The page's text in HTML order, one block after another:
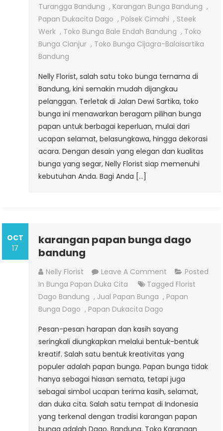
Jalan
Dewi
Sartika
Turangga Bandung , Karangan Bunga Bandung ,
Papan Dukacita Dago , Polsek Cimahi , Steek
Werk , Toko Bunga Bale Endah Bandung , Toko
Bunga Cianjur , Toko Bunga Cijagra-Balaisartika
Bandung
Nelly Florist, salah satu toko bunga ternama di
Bandung, kini semakin mudah dijangkau
pelanggan. Terletak di Jalan Dewi Sartika, toko
bunga ini menawarkan beragam pilihan bunga
papan untuk berbagai keperluan, mulai dari
ucapan selamat, belasungkawa, hingga dekorasi
acara. Dengan desain yang elegan dan kualitas
bunga yang segar, Nelly Florist siap memenuhi
kebutuhan Anda. Bagi Anda […]
OCT
17
karangan papan bunga dago
bandung
Nelly Florist Leave A Comment On
Karangan
Papan
Bandung
Posted
In Bunga Papan Duka Cita Tagged Florist
Dago Bandung , Jual Papan Bunga , Papan
Bunga Dago , Papan Dukacita Dago
Pesan-pesan harapan dan kasih sayang
seringkali diungkapkan melalui bentuk-bentuk
kreatif. Salah satu bentuk kreativitas yang
populer adalah papan bunga. Papan bunga tidak
hanya sebagai hiasan semata, tetapi juga
sebagai simbol ucapan terima kasih, selamat,
dan duka cita. Salah satu tempat di Indonesia
yang terkenal dengan tradisi karangan papan
bunga adalah Dago, Bandung. Toko Karangan